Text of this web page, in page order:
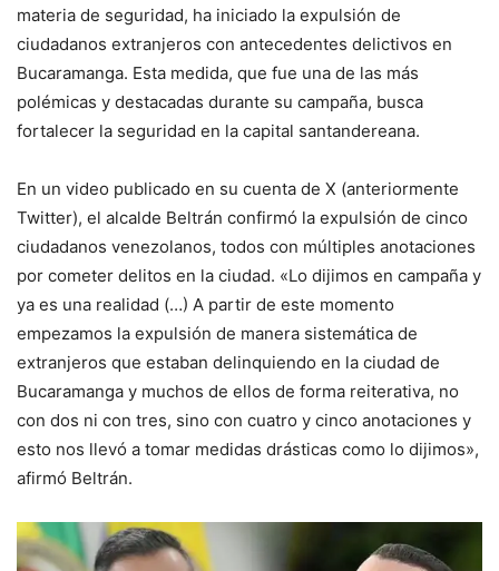
materia de seguridad, ha iniciado la expulsión de
ciudadanos extranjeros con antecedentes delictivos en
Bucaramanga. Esta medida, que fue una de las más
polémicas y destacadas durante su campaña, busca
fortalecer la seguridad en la capital santandereana.
En un video publicado en su cuenta de X (anteriormente
Twitter), el alcalde Beltrán confirmó la expulsión de cinco
ciudadanos venezolanos, todos con múltiples anotaciones
por cometer delitos en la ciudad. «Lo dijimos en campaña y
ya es una realidad (…) A partir de este momento
empezamos la expulsión de manera sistemática de
extranjeros que estaban delinquiendo en la ciudad de
Bucaramanga y muchos de ellos de forma reiterativa, no
con dos ni con tres, sino con cuatro y cinco anotaciones y
esto nos llevó a tomar medidas drásticas como lo dijimos»,
afirmó Beltrán.